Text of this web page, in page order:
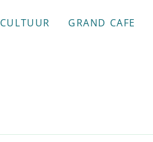
CULTUUR GRAND CAFE